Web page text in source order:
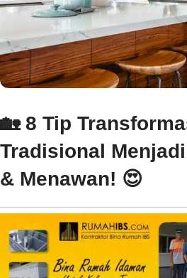
🏡 8 Tip
Tradisional
& Menawan! 😍